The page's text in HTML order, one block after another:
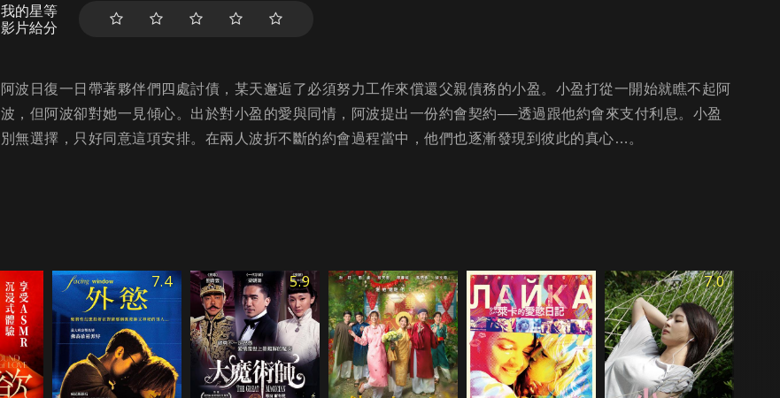
我的星等
影片給分
阿波日復一日帶著夥伴們四處討債，某天邂逅了必須努力工作來償還父親債務的小盈。小盈打從一開始就瞧不起阿
波，但阿波卻對她一見傾心。出於對小盈的愛與同情，阿波提出一份約會契約──透過跟他約會來支付利息。小盈
別無選擇，只好同意這項安排。在兩人波折不斷的約會過程當中，他們也逐漸發現到彼此的真心…。
7.4 5.9 7.0